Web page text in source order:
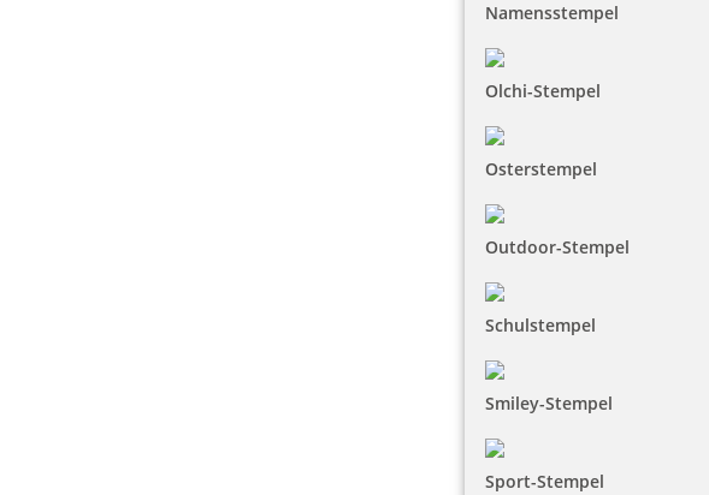
Namensstempel
Olchi-Stempel
Osterstempel
Outdoor-Stempel
Schulstempel
Smiley-Stempel
Sport-Stempel